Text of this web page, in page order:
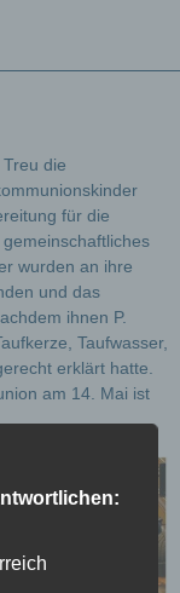
die
für die
wurden an ihre
und das
ihnen P.
Taufwasser,
erklärt hatte.
am 14. Mai ist